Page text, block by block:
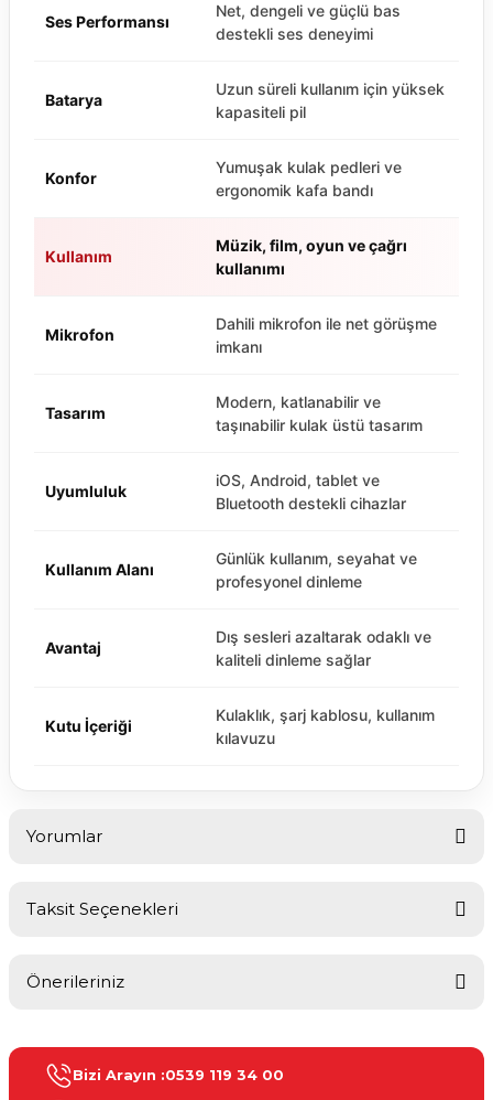
Ses Performansı
Net, dengeli ve güçlü bas
destekli ses deneyimi
Batarya
Uzun süreli kullanım için yüksek
kapasiteli pil
Konfor
Yumuşak kulak pedleri ve
ergonomik kafa bandı
Kullanım
Müzik, film, oyun ve çağrı
kullanımı
Mikrofon
Dahili mikrofon ile net görüşme
imkanı
Tasarım
Modern, katlanabilir ve
taşınabilir kulak üstü tasarım
Uyumluluk
iOS, Android, tablet ve
Bluetooth destekli cihazlar
Kullanım Alanı
Günlük kullanım, seyahat ve
profesyonel dinleme
Avantaj
Dış sesleri azaltarak odaklı ve
kaliteli dinleme sağlar
Kutu İçeriği
Kulaklık, şarj kablosu, kullanım
kılavuzu
Yorumlar
Taksit Seçenekleri
Önerileriniz
konularda yetersiz gördüğünüz noktaları öneri formunu kullanarak
tarafımıza iletebilirsiniz.
Bizi Arayın :0539 119 34 00